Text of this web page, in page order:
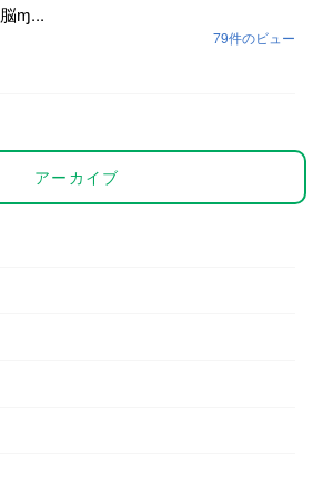
脳ɱ...
79件のビュー
アーカイブ